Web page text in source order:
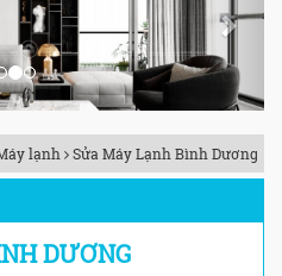
lạnh Sửa Máy Lạnh Bình Dương
DƯƠNG